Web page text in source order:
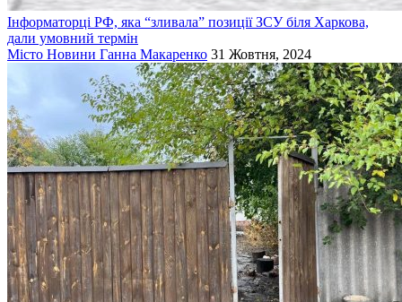
Інформаторці РФ, яка “зливала” позиції ЗСУ біля Харкова,
дали умовний термін
Місто Новини Ганна Макаренко 31 Жовтня, 2024